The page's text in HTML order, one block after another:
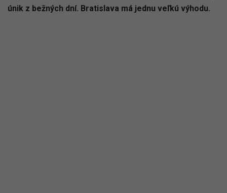
únik z bežných dní. Bratislava má jednu veľkú výhodu.